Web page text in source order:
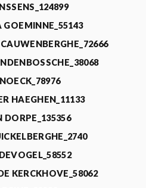
HAEGHEN_11133
DORPE_135356
KERCKHOVE_58062